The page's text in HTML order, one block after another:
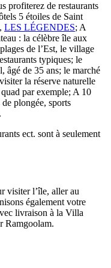
profiterez de restaurants
5 étoiles de Saint
, LES LÉGENDES; A
: la célèbre île aux
de l’Est, le village
typiques; le
âgé de 35 ans; le marché
la réserve naturelle
par exemple; A 10
plongée, sports
ect. sont à seulement
visiter l’île, aller au
également votre
livraison à la Villa
Ramgoolam.